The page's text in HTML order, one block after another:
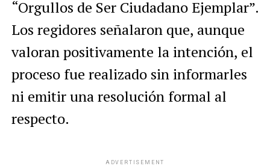
“Orgullos de Ser Ciudadano Ejemplar”.
Los regidores señalaron que, aunque
valoran positivamente la intención, el
proceso fue realizado sin informarles
ni emitir una resolución formal al
respecto.
ADVERTISEMENT